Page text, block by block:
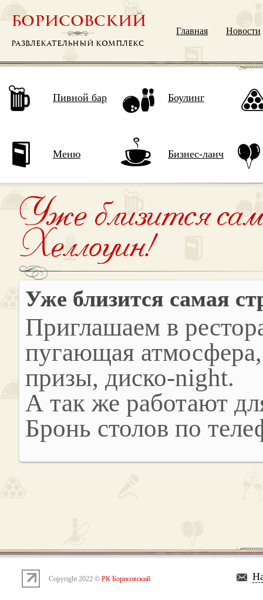
БОРИСОВСКИЙ
РАЗВЛЕКАТЕЛЬНЫЙ КОМПЛЕКС
Главная Новости
Пивной бар Боулинг
Меню Бизнес-ланч
Уже близится
Хеллоуин!
Уже близится самая
Приглашаем в
пугающая
призы, диско-night.
А так же работают
Бронь столов по
Copyright 2022 © РК Борисовский